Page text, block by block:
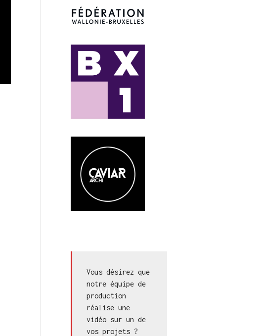
Vous désirez que
notre équipe de
production
réalise une
vidéo sur un de
vos projets ?